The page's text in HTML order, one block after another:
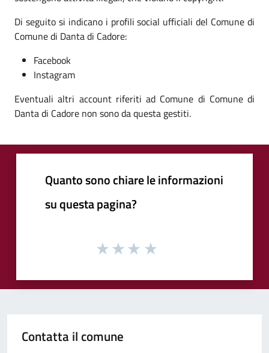
Di seguito si indicano i profili social ufficiali del Comune di
Comune di Danta di Cadore:
Facebook
Instagram
Eventuali altri account riferiti ad Comune di Comune di
Danta di Cadore non sono da questa gestiti.
Quanto sono chiare le informazioni
su questa pagina?
Contatta il comune